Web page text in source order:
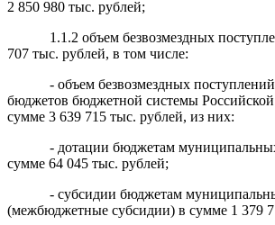
2 850 980 тыс. рублей;
1.1.2 объем безвозмездных
707 тыс. рублей, в том числе:
- объем безвозмездных
бюджетов бюджетной системы
сумме 3 639 715 тыс. рублей, из них:
- дотации бюджетам
сумме 64 045 тыс. рублей;
- субсидии бюджетам
(межбюджетные субсидии) в сумме 1 379